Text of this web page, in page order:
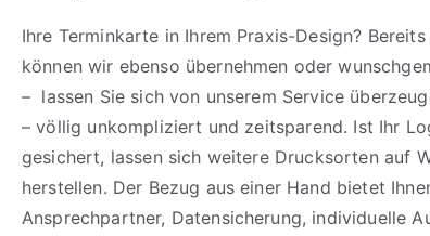
Ihre Terminkarte in Ihrem Praxis-Design?
können wir ebenso übernehmen oder
– lassen Sie sich von unserem Service
– völlig unkompliziert und zeitsparend. Ist Ihr
gesichert, lassen sich weitere Drucksorten auf
herstellen. Der Bezug aus einer Hand bietet
Ansprechpartner, Datensicherung, individuelle